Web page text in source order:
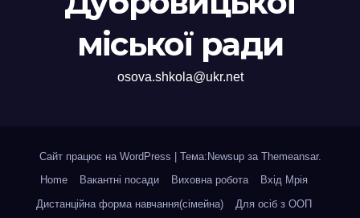
міської ради
osova.shkola@ukr.net
Сайт працює на WordPress Тема:Newsup за Themeansar.
Home
Вакантні посади Виховна робота
Вхід Мрія
Дистанційна форма навчання(сімейна)
Для осіб з ООП